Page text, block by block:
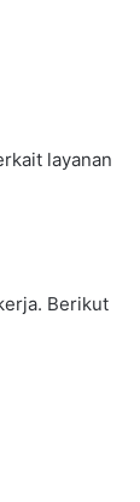
layanan
Berikut